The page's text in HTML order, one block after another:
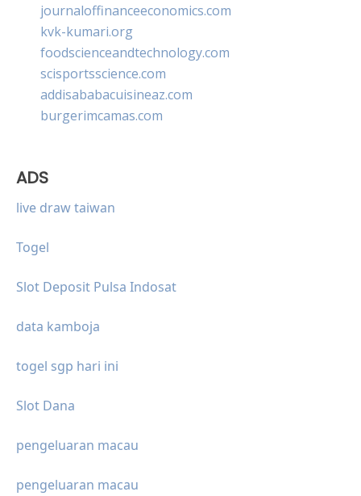
journaloffinanceeconomics.com
kvk-kumari.org
foodscienceandtechnology.com
scisportsscience.com
addisababacuisineaz.com
burgerimcamas.com
ADS
live draw taiwan
Togel
Slot Deposit Pulsa Indosat
data kamboja
togel sgp hari ini
Slot Dana
pengeluaran macau
pengeluaran macau